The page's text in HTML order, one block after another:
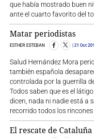
que había mostrado buen
ante el cuarto favorito del
Matar periodistas
ESTHER ESTEBAN 21 Oct
Salud Hernández Mora
también española
controlada por la guerrilla
Todos saben que es el
dicen, nada ni nadie está a
recorrido todos los
El rescate de Cataluña